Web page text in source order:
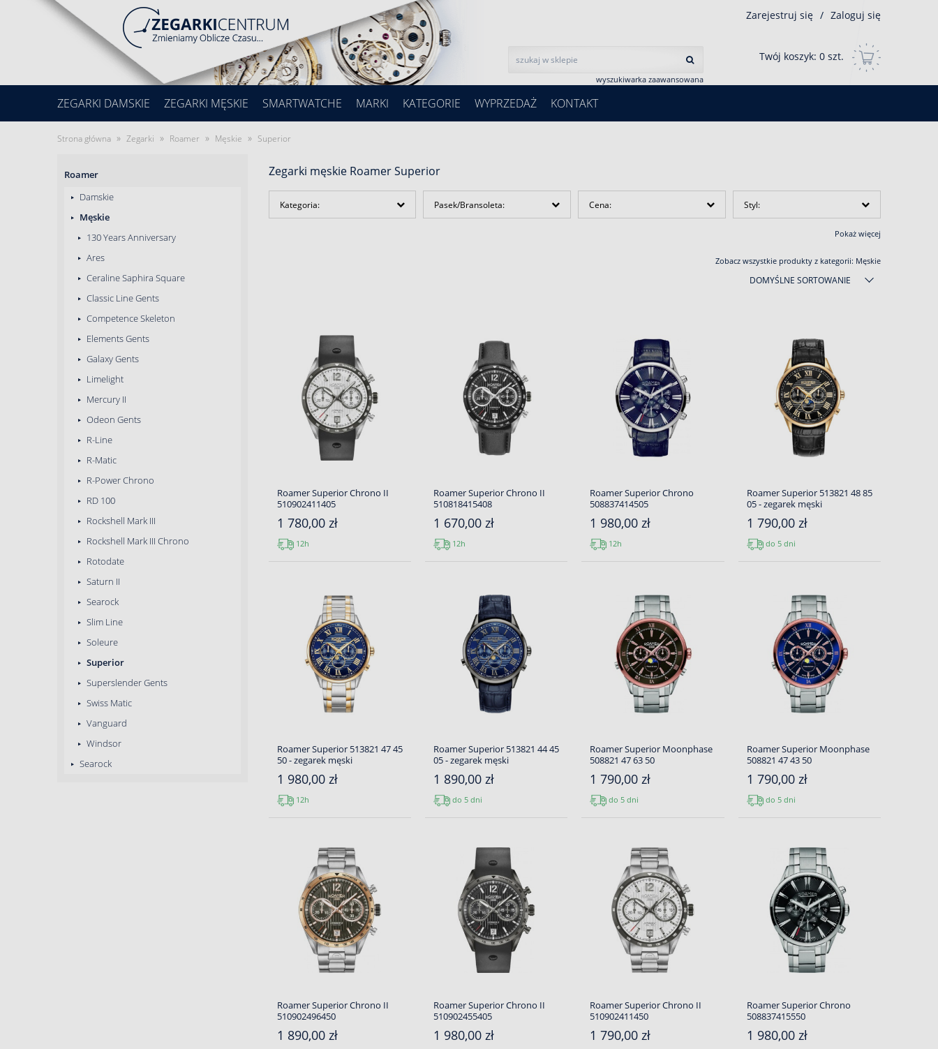
wyszukiwarka zaawansowana
Zarejestruj się / Zaloguj się
Twój koszyk: 0 szt.
ZEGARKI DAMSKIE ZEGARKI MĘSKIE SMARTWATCHE MARKI KATEGORIE WYPRZEDAŻ KONTAKT
Strona główna » Zegarki » Roamer » Męskie » Superior
Roamer
Damskie
Męskie
130 Years Anniversary
Ares
Ceraline Saphira Square
Classic Line Gents
Competence Skeleton
Elements Gents
Galaxy Gents
Limelight
Mercury II
Odeon Gents
R-Line
R-Matic
R-Power Chrono
RD 100
Rockshell Mark III
Rockshell Mark III Chrono
Rotodate
Saturn II
Searock
Slim Line
Soleure
Superior
Superslender Gents
Swiss Matic
Vanguard
Windsor
Searock
Zegarki męskie Roamer Superior
Kategoria: Pasek/Bransoleta: Cena: Styl:
Pokaż więcej
Zobacz wszystkie produkty z kategorii: Męskie
DOMYŚLNE SORTOWANIE
Roamer Superior Chrono II
510902411405
1 780,00 zł
12h
Roamer Superior Chrono II
510818415408
1 670,00 zł
12h
Roamer Superior Chrono
508837414505
1 980,00 zł
12h
Roamer Superior 513821 48 85
05 - zegarek męski
1 790,00 zł
do 5 dni
Roamer Superior 513821 47 45
50 - zegarek męski
1 980,00 zł
12h
Roamer Superior 513821 44 45
05 - zegarek męski
1 890,00 zł
do 5 dni
Roamer Superior Moonphase
508821 47 63 50
1 790,00 zł
do 5 dni
Roamer Superior Moonphase
508821 47 43 50
1 790,00 zł
do 5 dni
Roamer Superior Chrono II
510902496450
1 890,00 zł
Roamer Superior Chrono II
510902455405
1 980,00 zł
Roamer Superior Chrono II
510902411450
1 790,00 zł
Roamer Superior Chrono
508837415550
1 980,00 zł